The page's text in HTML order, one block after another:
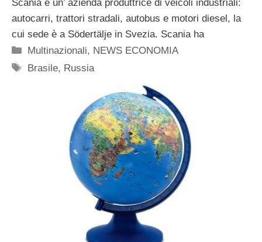
Scania è un’ azienda produttrice di veicoli industriali:
autocarri, trattori stradali, autobus e motori diesel, la
cui sede è a Södertälje in Svezia. Scania ha
Categorie
Multinazionali, NEWS ECONOMIA
Tag
Brasile, Russia